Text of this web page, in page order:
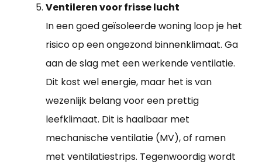
Ventileren voor frisse lucht
In een goed geïsoleerde woning loop je het
risico op een ongezond binnenklimaat. Ga
aan de slag met een werkende ventilatie.
Dit kost wel energie, maar het is van
wezenlijk belang voor een prettig
leefklimaat. Dit is haalbaar met
mechanische ventilatie (MV), of ramen
met ventilatiestrips. Tegenwoordig wordt